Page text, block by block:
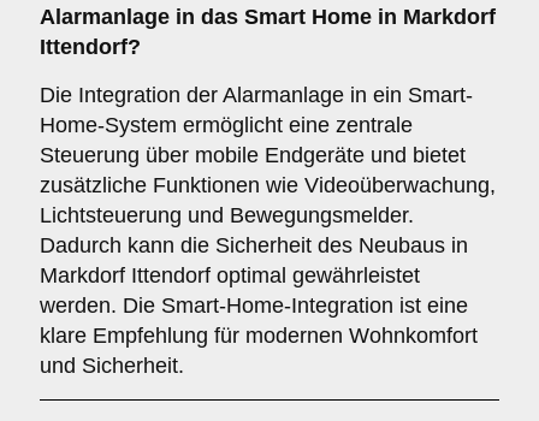
Alarmanlage in das Smart Home in Markdorf
Ittendorf?
Die Integration der Alarmanlage in ein Smart-
Home-System ermöglicht eine zentrale
Steuerung über mobile Endgeräte und bietet
zusätzliche Funktionen wie Videoüberwachung,
Lichtsteuerung und Bewegungsmelder.
Dadurch kann die Sicherheit des Neubaus in
Markdorf Ittendorf optimal gewährleistet
werden. Die Smart-Home-Integration ist eine
klare Empfehlung für modernen Wohnkomfort
und Sicherheit.